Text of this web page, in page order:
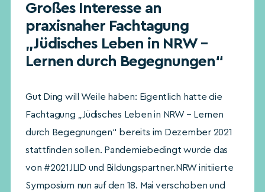
Großes Interesse an
praxisnaher Fachtagung
„Jüdisches Leben in NRW –
Lernen durch Begegnungen“
Gut Ding will Weile haben: Eigentlich hatte die
Fachtagung „Jüdisches Leben in NRW – Lernen
durch Begegnungen“ bereits im Dezember 2021
stattfinden sollen. Pandemiebedingt wurde das
von #2021JLID und Bildungspartner.NRW initiierte
Symposium nun auf den 18. Mai verschoben und